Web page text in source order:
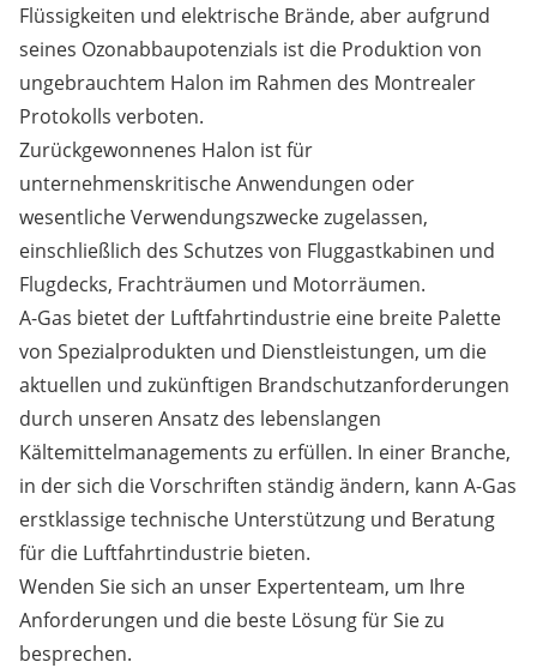
Flüssigkeiten und elektrische Brände, aber aufgrund
seines Ozonabbaupotenzials ist die Produktion von
ungebrauchtem Halon im Rahmen des Montrealer
Protokolls verboten.
Zurückgewonnenes Halon ist für
unternehmenskritische Anwendungen oder
wesentliche Verwendungszwecke zugelassen,
einschließlich des Schutzes von Fluggastkabinen und
Flugdecks, Frachträumen und Motorräumen.
A-Gas bietet der Luftfahrtindustrie eine breite Palette
von Spezialprodukten und Dienstleistungen, um die
aktuellen und zukünftigen Brandschutzanforderungen
durch unseren Ansatz des lebenslangen
Kältemittelmanagements zu erfüllen. In einer Branche,
in der sich die Vorschriften ständig ändern, kann A-Gas
erstklassige technische Unterstützung und Beratung
für die Luftfahrtindustrie bieten.
Wenden Sie sich an unser Expertenteam, um Ihre
Anforderungen und die beste Lösung für Sie zu
besprechen.